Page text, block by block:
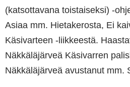
(katsottavana toistaiseksi) -
Asiaa mm. Hietakerosta, Ei
Käsivarteen -liikkeestä.
Näkkäläjärveä Käsivarren
Näkkäläjärveä avustanut mm.